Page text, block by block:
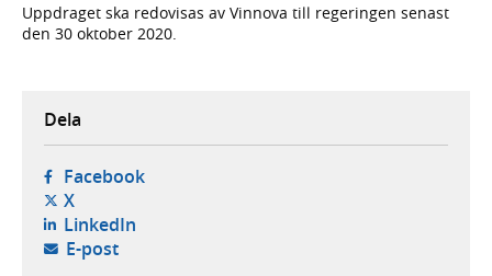
Uppdraget ska redovisas av Vinnova till regeringen senast
den 30 oktober 2020.
Dela
Facebook- öppnas i ny flik, extern webbplats,
X- öppnas i ny flik, extern webbplats,
LinkedIn- öppnas i ny flik, extern webbplats,
E-post- öppnar din e-postklient,